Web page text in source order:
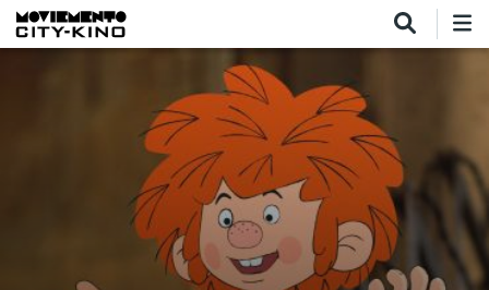
Direkt zum Inhalt